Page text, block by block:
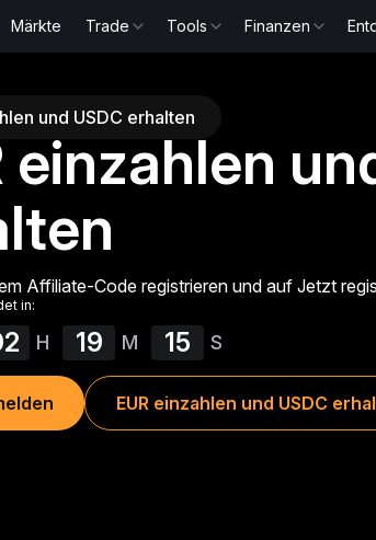
Märkte Trade Tools Finanzen
und USDC erhalten
einzahlen
Affiliate-Code registrieren und auf Jetzt
in:
H 19 M 15 S
EUR einzahlen und USDC